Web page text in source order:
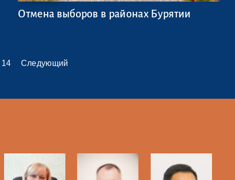
Отмена выборов в районах Бурятии
14 Следующий